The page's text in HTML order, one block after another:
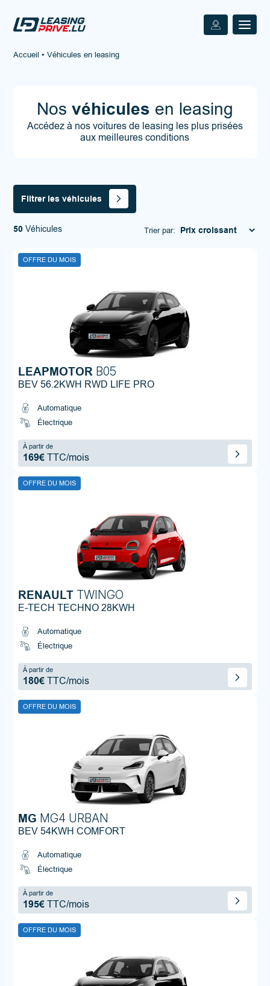
Accueil • Véhicules en leasing
Nos véhicules en leasing
Accédez à nos voitures de leasing les plus prisées
aux meilleures conditions
Filtrer les véhicules
50 Véhicules Trier par:
OFFRE DU MOIS
LEAPMOTOR B05
BEV 56.2KWH RWD LIFE PRO
Automatique
Électrique
À partir de
169€TTC/mois
OFFRE DU MOIS
RENAULT TWINGO
E-TECH TECHNO 28KWH
Automatique
Électrique
À partir de
180€TTC/mois
OFFRE DU MOIS
MG MG4 URBAN
BEV 54KWH COMFORT
Automatique
Électrique
À partir de
195€TTC/mois
OFFRE DU MOIS